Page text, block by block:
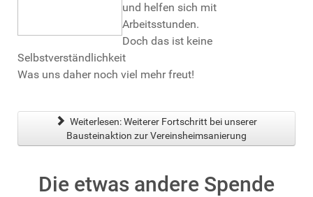
und helfen sich mit
Arbeitsstunden.
Doch das ist keine
Selbstverständlichkeit
Was uns daher noch viel mehr freut!
Weiterlesen: Weiterer Fortschritt bei unserer
Bausteinaktion zur Vereinsheimsanierung
Die etwas andere Spende